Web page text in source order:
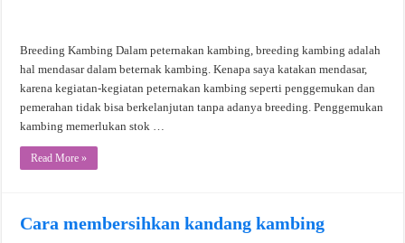
Breeding Kambing Dalam peternakan kambing, breeding kambing adalah
hal mendasar dalam beternak kambing. Kenapa saya katakan mendasar,
karena kegiatan-kegiatan peternakan kambing seperti penggemukan dan
pemerahan tidak bisa berkelanjutan tanpa adanya breeding. Penggemukan
kambing memerlukan stok …
Read More »
Cara membersihkan kandang kambing